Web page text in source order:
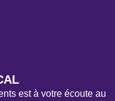
est à votre écoute au